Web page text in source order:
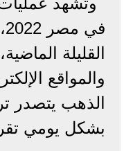
القليلة
والمواقع
الذهب يتصدر
بشكل يومي